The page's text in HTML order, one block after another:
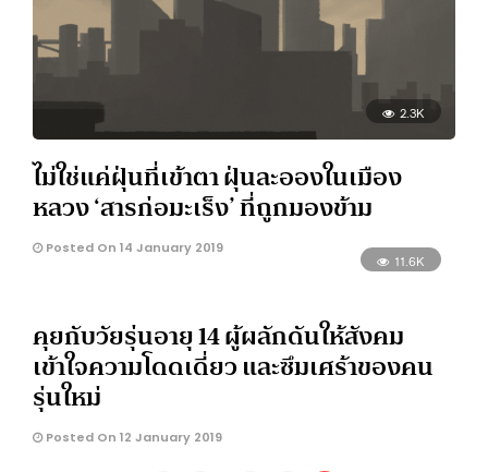
2.3K
ไม่ใช่แค่ฝุ่นที่เข้าตา ฝุ่นละอองในเมือง
หลวง ‘สารก่อมะเร็ง’ ที่ถูกมองข้าม
Posted On 14 January 2019
11.6K
คุยกับวัยรุ่นอายุ 14 ผู้ผลักดันให้สังคม
เข้าใจความโดดเดี่ยว และซึมเศร้าของคน
รุ่นใหม่
Posted On 12 January 2019